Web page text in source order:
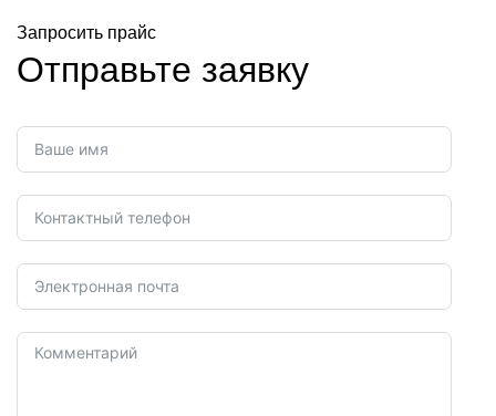
Запросить прайс
Отправьте заявку